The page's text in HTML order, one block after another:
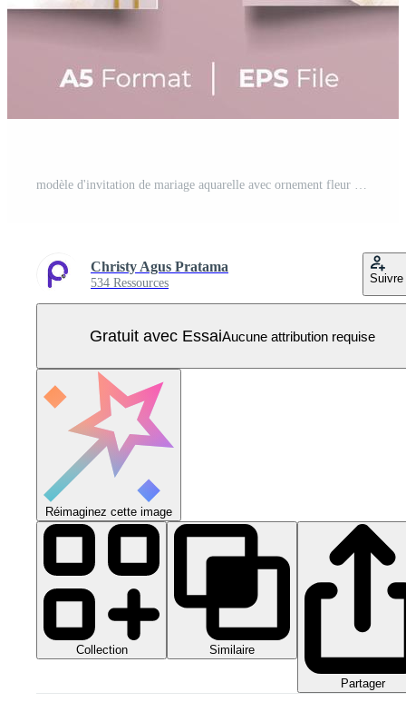
modèle d'invitation de mariage aquarelle avec ornement fleur jaune et marron Vecteur Pro
Christy Agus Pratama
534 Ressources Suivre
Gratuit avec EssaiAucune attribution requise
Réimaginez cette image
Collection Similaire
Partager